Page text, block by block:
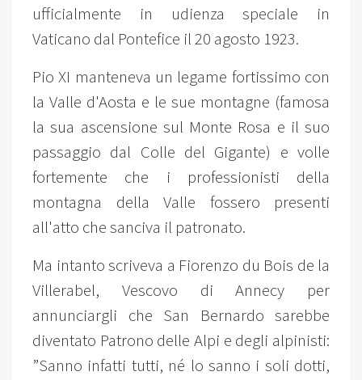
ufficialmente in udienza speciale in
Vaticano dal Pontefice il 20 agosto 1923.
Pio XI manteneva un legame fortissimo con
la Valle d'Aosta e le sue montagne (famosa
la sua ascensione sul Monte Rosa e il suo
passaggio dal Colle del Gigante) e volle
fortemente che i professionisti della
montagna della Valle fossero presenti
all'atto che sanciva il patronato.
Ma intanto scriveva a Fiorenzo du Bois de la
Villerabel, Vescovo di Annecy per
annunciargli che San Bernardo sarebbe
diventato Patrono delle Alpi e degli alpinisti:
”Sanno infatti tutti, né lo sanno i soli dotti,